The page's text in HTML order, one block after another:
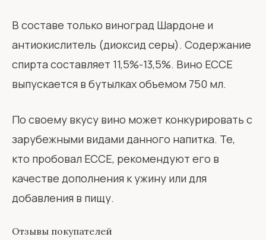
В составе только виноград Шардоне и
антиокислитель (диоксид серы). Содержание
спирта составляет 11,5%-13,5%. Вино ЕССЕ
выпускается в бутылках объемом 750 мл.
По своему вкусу вино может конкурировать с
зарубежными видами данного напитка. Те,
кто пробовал ЕССЕ, рекомендуют его в
качестве дополнения к ужину или для
добавления в пищу.
Отзывы покупателей